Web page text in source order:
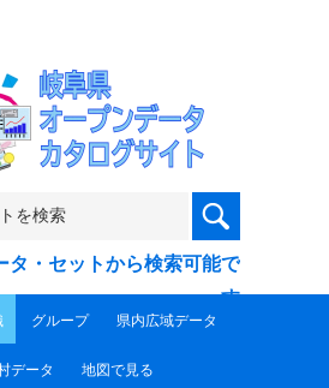
タ・セットから検索可能で
す
グループ 県内広域データ
データ 地図で見る